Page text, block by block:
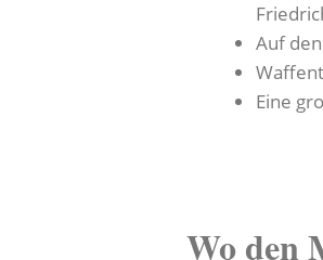
Auf
Eine
Wo den